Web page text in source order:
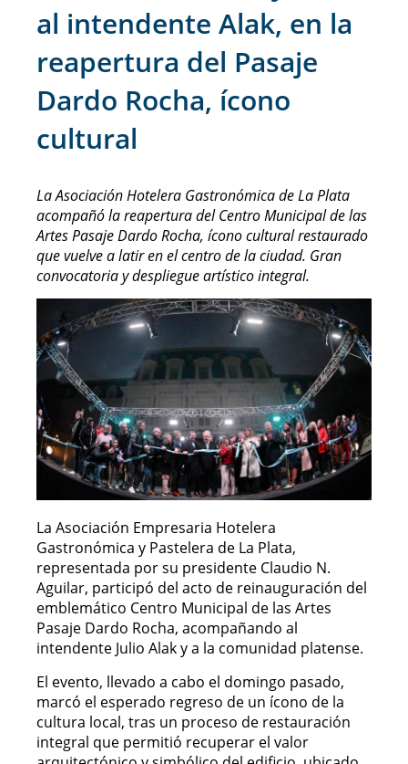
al intendente Alak, en la
reapertura del Pasaje
Dardo Rocha, ícono
cultural
La Asociación Hotelera Gastronómica de La Plata
acompañó la reapertura del Centro Municipal de las
Artes Pasaje Dardo Rocha, ícono cultural restaurado
que vuelve a latir en el centro de la ciudad. Gran
convocatoria y despliegue artístico integral.
La Asociación Empresaria Hotelera
Gastronómica y Pastelera de La Plata,
representada por su presidente Claudio N.
Aguilar, participó del acto de reinauguración del
emblemático Centro Municipal de las Artes
Pasaje Dardo Rocha, acompañando al
intendente Julio Alak y a la comunidad platense.
El evento, llevado a cabo el domingo pasado,
marcó el esperado regreso de un ícono de la
cultura local, tras un proceso de restauración
integral que permitió recuperar el valor